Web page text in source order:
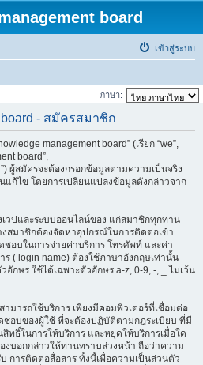
board
เข้าสู่ระบบ
ภาษา:
board - สมัครสมาชิก
management board” (เรียก “we”,
board”,
ผู้สมัครจะต้องกรอกข้อมูลตามความเป็นจริง
ก้ไข โดยการเปลี่ยนแปลงข้อมูลดังกล่าวจาก
เวปและระบบออนไลน์ของ แก่สมาชิกทุกท่าน
สมาชิกต้องจัดหาอุปกรณ์ในการติดต่อเข้า
ชอบในการจ่ายค่าบริการ โทรศัพท์ และค่า
ร ( login name) ต้องใช้ภาษาอังกฤษเท่านั้น
กษร ใช้ได้เฉพาะตัวอักษร a-z, 0-9, -, _ ไม่เว้น
มารถใช้บริการ เพียงมีคอมพิวเตอร์ที่เชื่อมต่อ
ชอบของผู้ใช้ ที่จะต้องปฏิบัติตามกฎระเบียบ ที่มี
ทธิ์ในการให้บริการ และหยุดให้บริการเมื่อใด
บอกกล่าวให้ท่านทราบล่วงหน้า ถือว่าความ
การติดต่อสื่อสาร ทั้งนี้เพื่อความเป็นส่วนตัว